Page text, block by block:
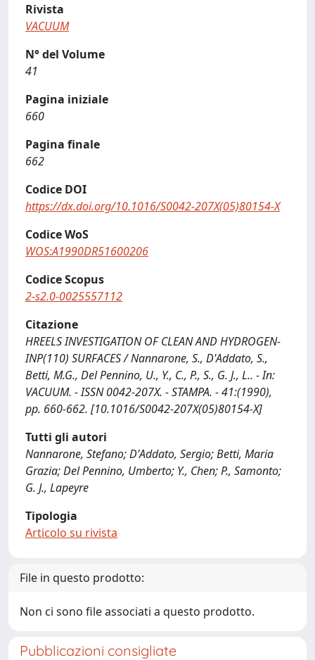
Rivista
VACUUM
N° del Volume
41
Pagina iniziale
660
Pagina finale
662
Codice DOI
https://dx.doi.org/10.1016/S0042-207X(05)80154-X
Codice WoS
WOS:A1990DR51600206
Codice Scopus
2-s2.0-0025557112
Citazione
HREELS INVESTIGATION OF CLEAN AND HYDROGEN-
INP(110) SURFACES / Nannarone, S., D'Addato, S.,
Betti, M.G., Del Pennino, U., Y., C., P., S., G. J., L.. - In:
VACUUM. - ISSN 0042-207X. - STAMPA. - 41:(1990),
pp. 660-662. [10.1016/S0042-207X(05)80154-X]
Tutti gli autori
Nannarone, Stefano; D'Addato, Sergio; Betti, Maria
Grazia; Del Pennino, Umberto; Y., Chen; P., Samonto;
G. J., Lapeyre
Tipologia
Articolo su rivista
File in questo prodotto:
Non ci sono file associati a questo prodotto.
Pubblicazioni consigliate